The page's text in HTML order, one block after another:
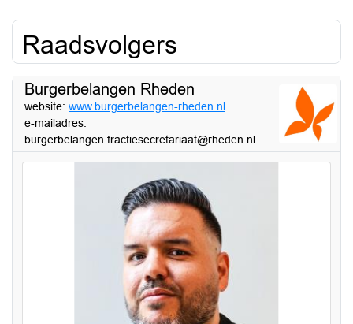
Raadsvolgers
Burgerbelangen Rheden
website: www.burgerbelangen-rheden.nl
e-mailadres:
burgerbelangen.fractiesecretariaat@rheden.nl